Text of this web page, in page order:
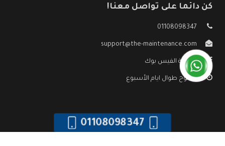
كن دائما على تواصل معنا!
01108098347
support@the-maintenance.com
صفحة الفيس بوك
مفتوح طوال ايام الأسبوع
01108098347